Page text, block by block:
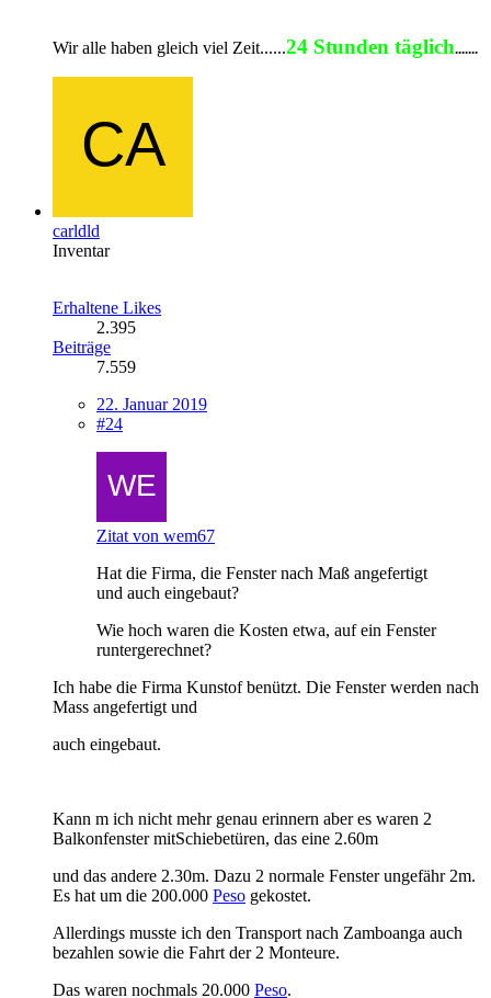
Wir alle haben gleich viel Zeit......24 Stunden täglich.......
carldld
Inventar
Erhaltene Likes
2.395
Beiträge
7.559
22. Januar 2019
#24
Zitat von wem67
Hat die Firma, die Fenster nach Maß angefertigt
und auch eingebaut?
Wie hoch waren die Kosten etwa, auf ein Fenster
runtergerechnet?
Ich habe die Firma Kunstof benützt. Die Fenster werden nach
Mass angefertigt und
auch eingebaut.
Kann m ich nicht mehr genau erinnern aber es waren 2
Balkonfenster mitSchiebetüren, das eine 2.60m
und das andere 2.30m. Dazu 2 normale Fenster ungefähr 2m.
Es hat um die 200.000 Peso gekostet.
Allerdings musste ich den Transport nach Zamboanga auch
bezahlen sowie die Fahrt der 2 Monteure.
Das waren nochmals 20.000 Peso.